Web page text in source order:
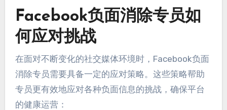
Facebook负面消除专员如
何应对挑战
在面对不断变化的社交媒体环境时，Facebook负面
消除专员需要具备一定的应对策略。这些策略帮助
专员更有效地应对各种负面信息的挑战，确保平台
的健康运营：